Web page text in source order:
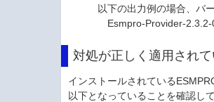
以下の出力例の場合、バー
Esmpro-Provider-2.3.2-
対処が正しく適用され
インストールされている
以下となっていることを確認し